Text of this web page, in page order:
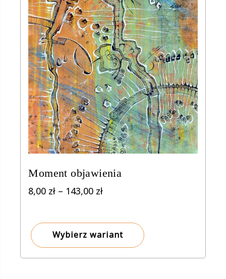
Moment objawienia
8,00 zł – 143,00 złZakres
do
Wybierz wariant